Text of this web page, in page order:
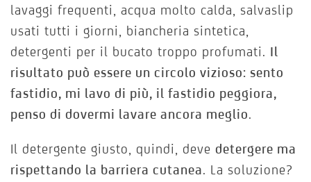
lavaggi frequenti, acqua molto calda, salvaslip
usati tutti i giorni, biancheria sintetica,
detergenti per il bucato troppo profumati. Il
risultato può essere un circolo vizioso: sento
fastidio, mi lavo di più, il fastidio peggiora,
penso di dovermi lavare ancora meglio.
Il detergente giusto, quindi, deve detergere ma
rispettando la barriera cutanea. La soluzione?